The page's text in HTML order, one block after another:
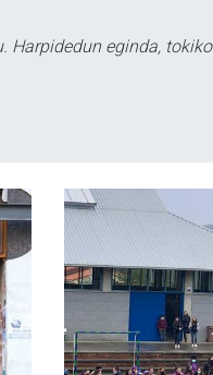
Harpidedun eginda, tokiko